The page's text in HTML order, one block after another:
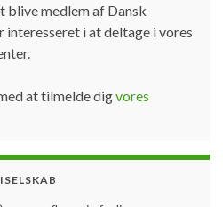
blive medlem af Dansk
interesseret i at deltage i vores
at tilmelde digvores